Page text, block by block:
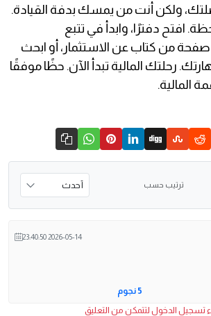
ولكن أنت من يمسك بدفة القيادة.
افتح دفترًا، وابدأ في تتبع
صفحة من كتاب عن الاستثمار، أو ابحث
رحلتك المالية تبدأ الآن. حظًا موفقًا
المالية.
ترتيب حسب
2026-05-14 23:40:50
5 نجوم
تسجيل الدخول لتتمكن من التعليق